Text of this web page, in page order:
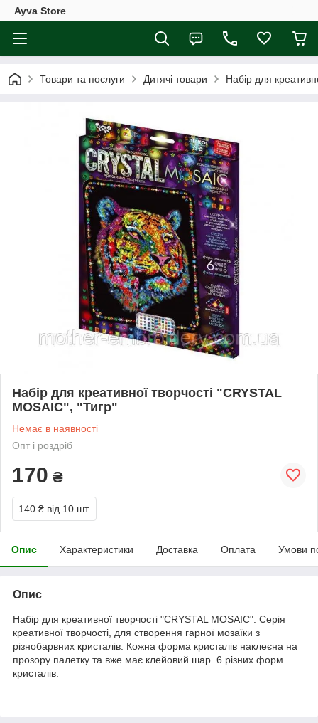
Ayva Store
Товари та послуги Дитячі товари Набір для
Набір для креативної творчості "CRYSTAL
MOSAIC", "Тигр"
Немає в наявності
Опт і роздріб
170 ₴
140 ₴ від 10 шт.
Опис Характеристики Доставка Оплата Умови
Опис
Набір для креативної творчості "CRYSTAL MOSAIC". Серія
креативної творчості, для створення гарної мозаїки з
різнобарвних кристалів. Кожна форма кристалів наклеєна на
прозору палетку та вже має клейовий шар. 6 різних форм
кристалів.